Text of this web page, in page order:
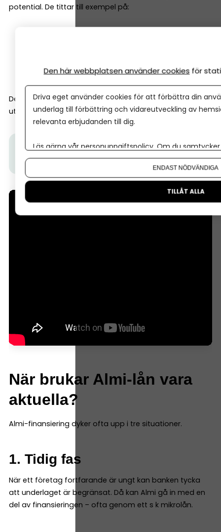
potential. De tittar till exempel på:
entreprenörens erfarenhet
Det gör att Almi ofta kan finansiera företag tidigare i
utvecklingen än vad banker gör.
Tips från Almi:I den här videon får du veta hur ett
Almilån fungerar.
När brukar Almi-lån vara
aktuella?
Almi-finansiering dyker ofta upp i tre situationer.
1. Tidig fas
När ett företag fortfarande är ungt kan banken tycka
att underlaget är begränsat. Då kan Almi gå in med en
del av finansieringen – ofta genom ett s k mikrolån.
Den här webbplatsen använder cookies för
Driva eget använder cookies för att förbättra din
underlag till förbättring och vidareutveckling av
relevanta erbjudanden till dig.
Läs gärna vår personuppgiftspolicy. Om du
Om du vill ändra ditt val i efterhand hittar du den
ENDAST NÖDVÄNDIGA
TILLÅT ALLA